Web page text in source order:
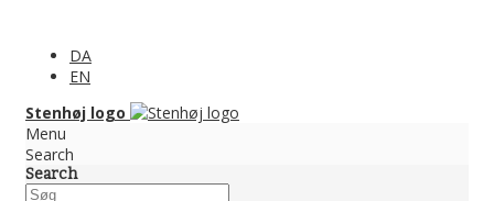
DA
EN
Stenhøj logo
Menu
Search
Search